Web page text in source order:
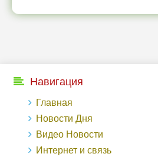
Навигация
Главная
Новости Дня
Видео Новости
Интернет и связь